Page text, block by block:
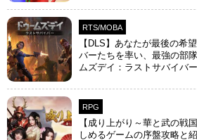
RTS/MOBA
【DLS】あなたが最後の希
バーたちを率い、最強の部
ムズデイ：ラストサバイバー
RPG
【成り上がり～華と武の戦
しめるゲームの序盤攻略と